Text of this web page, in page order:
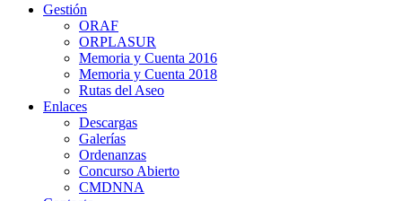
Gestión
ORAF
ORPLASUR
Memoria y Cuenta 2016
Memoria y Cuenta 2018
Rutas del Aseo
Enlaces
Descargas
Galerías
Ordenanzas
Concurso Abierto
CMDNNA